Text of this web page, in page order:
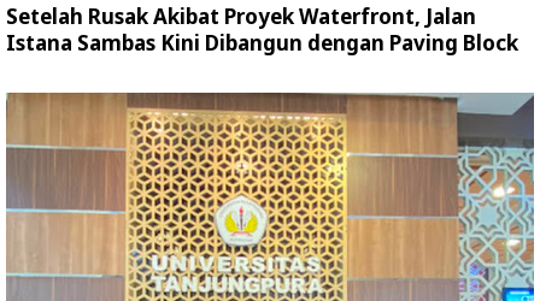
Setelah Rusak Akibat Proyek Waterfront, Jalan
Istana Sambas Kini Dibangun dengan Paving Block